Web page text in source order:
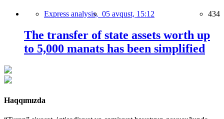
Express analysis, 05 avqust, 15:12 434
The transfer of state assets worth up
to 5,000 manats has been simplified
Haqqımızda